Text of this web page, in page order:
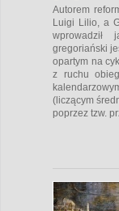
Autorem
Luigi Lilio, a
gregoriański
opartym na
z ruchu
(liczącym
poprzez tzw.